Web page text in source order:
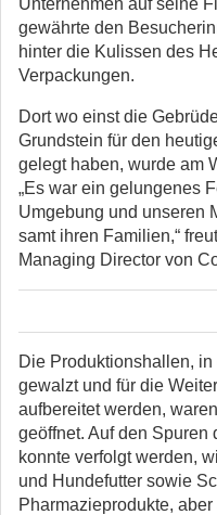
Unternehmen auf seine
gewährte den
hinter die Kulissen des
Verpackungen.
Dort wo einst die
Grundstein für den
gelegt haben, wurde am
„Es war ein gelungenes
Umgebung und unseren
samt ihren Familien,“
Managing Director von
Die Produktionshallen,
gewalzt und für die
aufbereitet werden,
geöffnet. Auf den Spuren
konnte verfolgt werden,
und Hundefutter sowie
Pharmazieprodukte,